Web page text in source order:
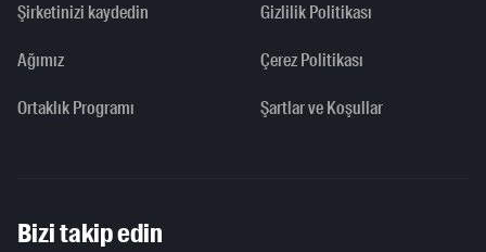
Şirketinizi kaydedin
Ağımız
Ortaklık Programı
Gizlilik Politikası
Çerez Politikası
Şartlar ve Koşullar
Bizi takip edin